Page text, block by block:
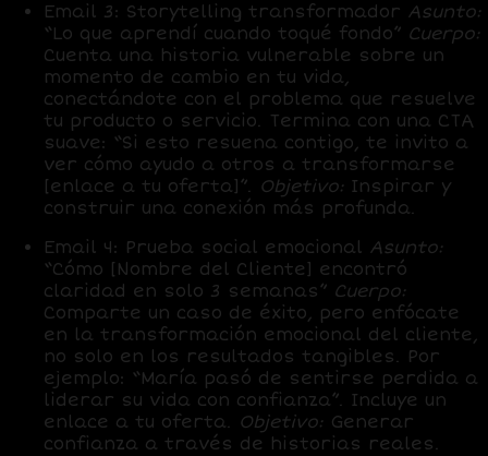
Email 3: Storytelling transformador Asunto:
“Lo que aprendí cuando toqué fondo” Cuerpo:
Cuenta una historia vulnerable sobre un
momento de cambio en tu vida,
conectándote con el problema que resuelve
tu producto o servicio. Termina con una CTA
suave: “Si esto resuena contigo, te invito a
ver cómo ayudo a otros a transformarse
[enlace a tu oferta]”. Objetivo: Inspirar y
construir una conexión más profunda.
Email 4: Prueba social emocional Asunto:
“Cómo [Nombre del Cliente] encontró
claridad en solo 3 semanas” Cuerpo:
Comparte un caso de éxito, pero enfócate
en la transformación emocional del cliente,
no solo en los resultados tangibles. Por
ejemplo: “María pasó de sentirse perdida a
liderar su vida con confianza”. Incluye un
enlace a tu oferta. Objetivo: Generar
confianza a través de historias reales.